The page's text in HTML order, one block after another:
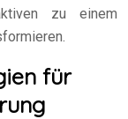
zu einem
für